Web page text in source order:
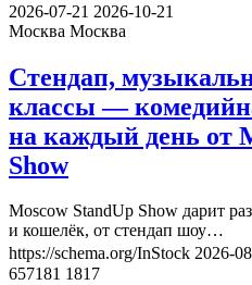
2026-07-21 2026-10-21
Москва Москва
Стендап,
классы —
на каждый день от
Show
Moscow StandUp Show дарит
и кошелёк, от стендап шоу…
https://schema.org/InStock 2026-
657181 1817